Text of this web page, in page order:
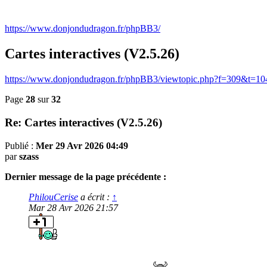
https://www.donjondudragon.fr/phpBB3/
Cartes interactives (V2.5.26)
https://www.donjondudragon.fr/phpBB3/
Page 28 sur32
Re: Cartes interactives (V2.5.26)
Publié : Mer 29 Avr 2026 04:49
parszass
Dernier message de la page précédente :
PhilouCerise a écrit : ↑
Mar 28 Avr 2026 21:57